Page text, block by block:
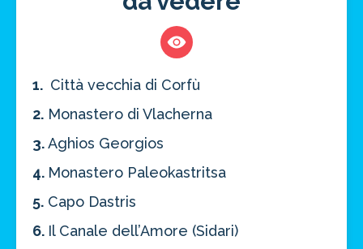
1. Città vecchia di Corfù
2. Monastero di Vlacherna
3.Aghios Georgios
4. Monastero Paleokastritsa
5. Capo Dastris
6. Il Canale dell’Amore (Sidari)